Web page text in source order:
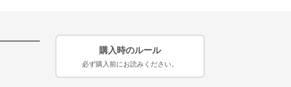
購入時のルール
必ず購入前にお読みください。